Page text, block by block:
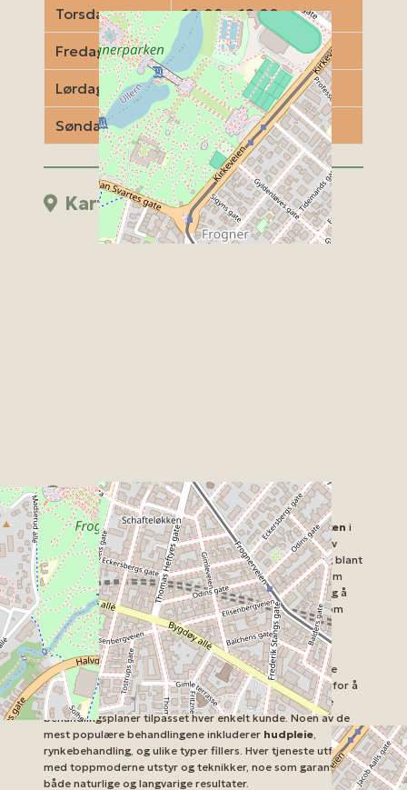
Torsdag 10:00 – 18:00
Fredag 10:00 – 18:00
Lørdag 10:00 – 18:00
Søndag Stengt
Kart
Om Viktoriaklinikken
Beliggende i hjertet av Oslo, finner manViktoriaklinikken i
Eckersbergs gate 31. Klinikken tilbyr et bredt spekter av
tjenester innen estetisk medisin, og er et populært valg blant
de som søker profesjonell behandling og rådegivning om
skjønnhet. I vår hektiske hverdag kan det være vanskelig å
finne tid til velvære, men Viktoriaklinikkens team har som
mål å møte kundens ulike behov med høy kvalitet og
diskresjon.
Viktoriaklinikken spesialiserer seg på en rekke estetiske
behandlinger. Deres dyktige fagpersonell er godt kjent for å
tilby en personlig tilnærming, og skaper skreddersydde
behandlingsplaner tilpasset hver enkelt kunde. Noen av de
mest populære behandlingene inkluderer hudpleie,
rynkebehandling, og ulike typer fillers. Hver tjeneste utføres
med toppmoderne utstyr og teknikker, noe som garanterer
både naturlige og langvarige resultater.